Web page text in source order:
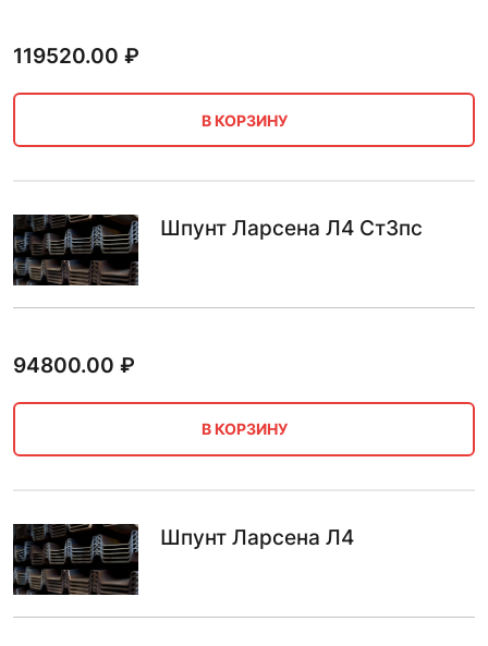
119520.00 ₽
В КОРЗИНУ
Шпунт Ларсена Л4 Ст3пс
94800.00 ₽
В КОРЗИНУ
Шпунт Ларсена Л4